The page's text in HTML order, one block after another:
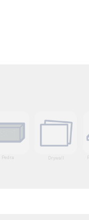
Pedra Drywall